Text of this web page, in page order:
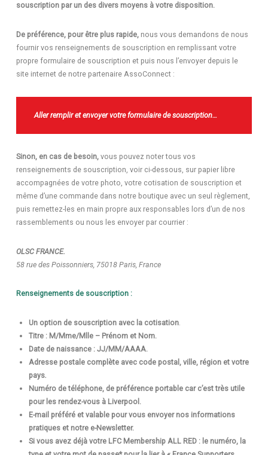
souscription par un des divers moyens à votre disposition.
De préférence, pour être plus rapide,nous vous demandons de nous
fournir vos renseignements de souscription en remplissant votre
propre formulaire de souscription et puis nous l’envoyer depuis le
site internet de notre partenaire AssoConnect :
Aller remplir et envoyer votre formulaire desouscription…
Sinon, en cas de besoin,vous pouvez noter tous vos
renseignements de souscription, voir ci-dessous, sur papier libre
accompagnées de votre photo, votre cotisation de souscription et
même d’une commande dans notre boutique avec un seul règlement,
puis remettez-les en main propre aux responsables lors d’un de nos
rassemblements ou nous les envoyer par courrier :
OLSC FRANCE.
58 rue des Poissonniers, 75018 Paris, France
Renseignements de souscription :
Un option de souscription avec la cotisation.
Titre : M/Mme/Mlle – Prénom et Nom.
Date de naissance : JJ/MM/AAAA.
Adresse postale complète avec code postal, ville, région et votre
pays.
Numéro de téléphone, de préférence portable car c’est très utile
pour les rendez-vous à Liverpool.
E-mail préféré et valable pour vous envoyer nos informations
pratiques et notre e-Newsletter.
Si vous avez déjà votre LFC Membership ALL RED : le numéro, la